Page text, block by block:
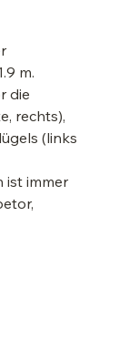
m.
die
rechts),
(links
ist immer